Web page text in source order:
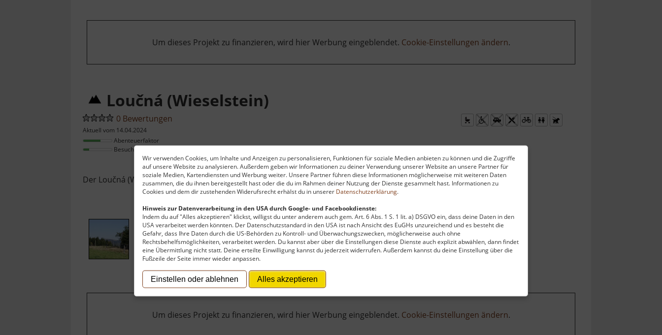
Wir verwenden Cookies, um Inhalte und Anzeigen zu personalisieren, Funktionen für soziale Medien anbieten zu können und die Zugriffe
auf unsere Website zu analysieren. Außerdem geben wir Informationen zu deiner Verwendung unserer Website an unsere Partner für
soziale Medien, Kartendiensten und Werbung weiter. Unsere Partner führen diese Informationen möglicherweise mit weiteren Daten
zusammen, die du ihnen bereitgestellt hast oder die du im Rahmen deiner Nutzung der Dienste gesammelt hast. Informationen zu
Cookies und dem dir zustehenden Widerufsrecht erhälst du in unserer Datenschutzerklärung.
Hinweis zur Datenverarbeitung in den USA durch Google- und Facebookdienste:
Indem du auf "Alles akzeptieren" klickst, willigst du unter anderem auch gem. Art. 6 Abs. 1 S. 1 lit. a) DSGVO ein, dass deine Daten in den
USA verarbeitet werden könnten. Der Datenschutzstandard in den USA ist nach Ansicht des EuGHs unzureichend und es besteht die
Gefahr, dass Ihre Daten durch die US-Behörden zu Kontroll- und Überwachungszwecken, möglicherweise auch ohne
Rechtsbehelfsmöglichkeiten, verarbeitet werden. Du kannst aber über die Einstellungen diese Dienste auch explizit abwählen, dann findet
eine Übermittlung nicht statt. Deine erteilte Einwilligung kannst du jederzeit widerrufen. Außerdem kannst du deine Einstellung über die
Fußzeile der Seite immer wieder anpassen.
Einstellen oder ablehnen Alles akzeptieren
Um dieses Projekt zu finanzieren, wird hier Werbung eingeblendet. Cookie-Einstellungen ändern.
Loučná (Wieselstein)
0 Bewertungen
Aktuell vom 14.04.2024
Abenteuerfaktor
Besucheraufkommen
Der Loučná (Wieselstein) ist ein Berg im böhmischen Erzgebirge
Um dieses Projekt zu finanzieren, wird hier Werbung eingeblendet. Cookie-Einstellungen ändern.